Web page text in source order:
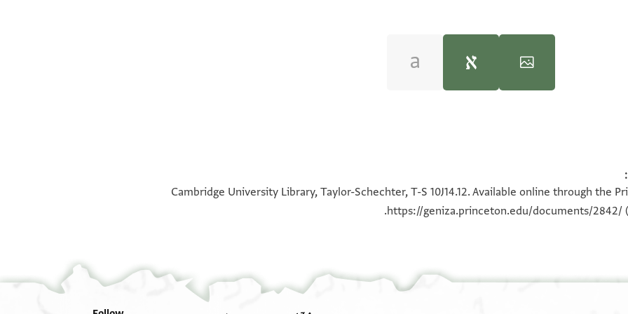
100%
180°
Bottom margin, straight lines written upside down. Address.
Cambridge University Library, Taylor-Schechter, T-S 10J14.12. Available online through the
https://geniza.princeton.edu/documents/2842/